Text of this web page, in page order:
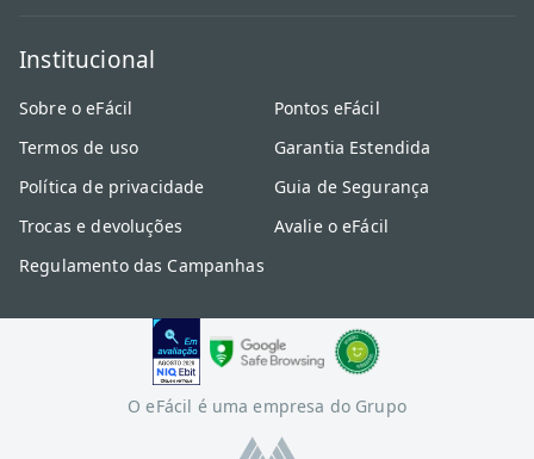
Institucional
Sobre o eFácil
Termos de uso
Política de privacidade
Trocas e devoluções
Regulamento das Campanhas
Pontos eFácil
Garantia Estendida
Guia de Segurança
Avalie o eFácil
O eFácil é uma empresa do Grupo